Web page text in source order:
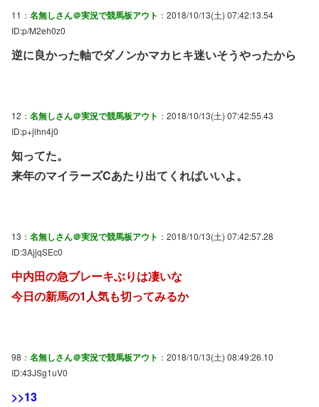
11： 名無しさん＠実況で競馬板アウト ：2018/10/13(土) 07:42:13.54
ID:p/M2eh0z0
逆に良かった軸でダノンかマカヒキ迷いそうやったから
12： 名無しさん＠実況で競馬板アウト ：2018/10/13(土) 07:42:55.43
ID:p+jlhn4j0
知ってた。
来年のマイラーズCあたり出てくればいいよ。
13： 名無しさん＠実況で競馬板アウト ：2018/10/13(土) 07:42:57.28
ID:3AjjqSEc0
中内田の急ブレーキぶりは凄いな
今日の新馬の1人気も切ってみるか
98： 名無しさん＠実況で競馬板アウト ：2018/10/13(土) 08:49:26.10
ID:43JSg1uV0
>>13